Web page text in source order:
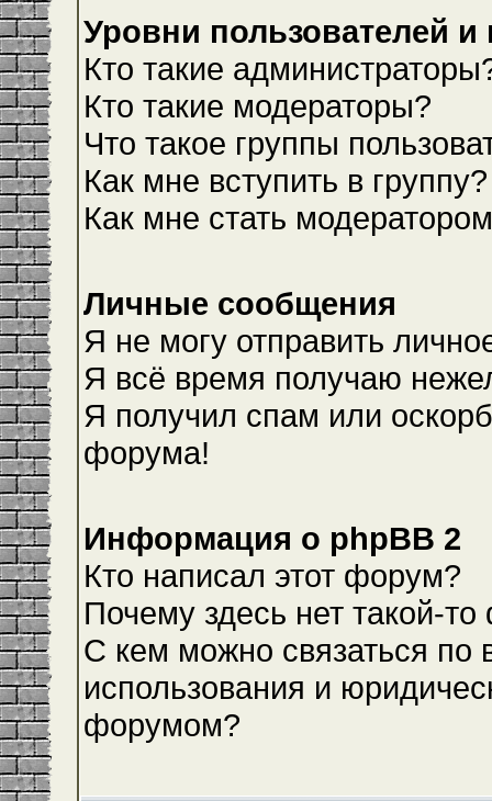
Уровни пользователей и
Кто такие
Кто такие модераторы?
Что такое группы
Как мне вступить в группу?
Как мне стать
Личные сообщения
Я не могу отправить
Я всё время получаю
Я получил спам или
форума!
Информация о phpBB 2
Кто написал этот форум?
Почему здесь нет такой-
С кем можно связаться по
использования и
форумом?